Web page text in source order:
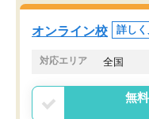
オンライン校 詳し
対応エリア 全国
無